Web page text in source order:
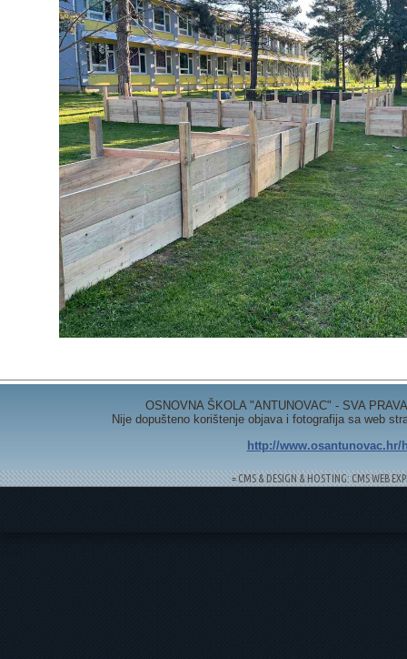
OSNOVNA ŠKOLA "ANTUNOVAC" - SVA
Nije dopušteno korištenje objava i fotografija sa web
http://www.osantunovac.hr/
= CMS & DESIGN & HOSTING: CMS WEB